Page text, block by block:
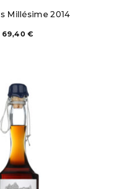
Millésime 2014
69,40€